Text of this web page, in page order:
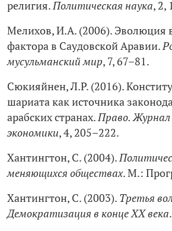
религия.Политическая наука, 2,
Мелихов, И.А. (2006). Эволюция
фактора в Саудовской Аравии.
мусульманский мир, 7, 67–81.
Сюкияйнен, Л.Р. (2016).
шариата как источника
арабских странах.Право.
экономики, 4, 205–222.
Хантингтон, С. (2004).
меняющихся обществах. М.:
Хантингтон, C. (2003). Третья
Демократизация в конце ХХ века